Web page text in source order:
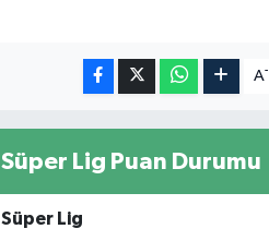
A-
Süper Lig Puan Durumu
Süper Lig